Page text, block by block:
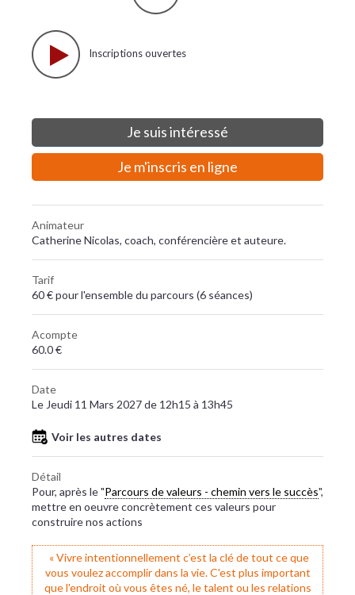
Inscriptions ouvertes
Je suis intéressé
Je m'inscris en ligne
Animateur
Catherine Nicolas, coach, conférencière et auteure.
Tarif
60 € pour l'ensemble du parcours (6 séances)
Acompte
60.0 €
Date
Le Jeudi 11 Mars 2027 de 12h15 à 13h45
Voir les autres dates
Détail
Pour, après le "Parcours de valeurs - chemin vers le succès",
mettre en oeuvre concrètement ces valeurs pour
construire nos actions
« Vivre intentionnellement c’est la clé de tout ce que
vous voulez accomplir dans la vie. C'est plus important
que l'endroit où vous êtes né, le talent ou les relations